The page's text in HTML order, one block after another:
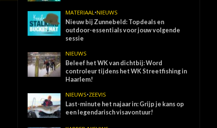
MATERIAAL •NIEUWS
Nieuw bij Zunnebeld: Topdeals en
outdoor-essentials voor jouw volgende
sessie
NIEUWS
Beleef het WK van dichtbij: Word
controleur tijdens het WK Streetfishing in
Haarlem!
NIEUWS•ZEEVIS
Last-minute het najaar in: Grijp je kans op
een legendarisch visavontuur!